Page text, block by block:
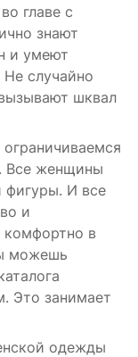
главе с
знают
и умеют
случайно
вызывают шквал
Все женщины
фигуры. И все
и
комфортно в
можешь
Это занимает
одежды